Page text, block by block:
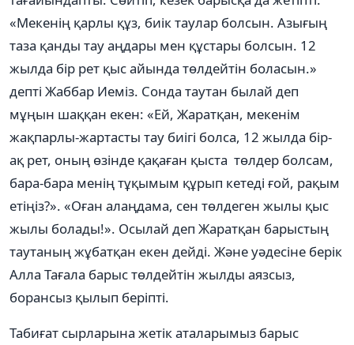
«Мекенің қарлы құз, биік таулар болсын. Азығың
таза қанды тау аңдары мен құстары болсын. 12
жылда бір рет қыс айында төлдейтін боласын.»
депті Жаббар Иеміз. Сонда таутан былай деп
мұңын шаққан екен: «Ей, Жаратқан, мекенім
жақпарлы-жартасты тау биігі болса, 12 жылда бір-
ақ рет, оның өзінде қақаған қыста төлдер болсам,
бара-бара менің тұқымым құрып кетеді ғой, рақым
етіңіз?». «Оған алаңдама, сен төлдеген жылы қыс
жылы болады!». Осылай деп Жаратқан барыстың
таутаның жұбатқан екен дейді. Және уәдесіне берік
Алла Тағала барыс төлдейтін жылды аязсыз,
борансыз қылып беріпті.
Табиғат сырларына жетік аталарымыз барыс